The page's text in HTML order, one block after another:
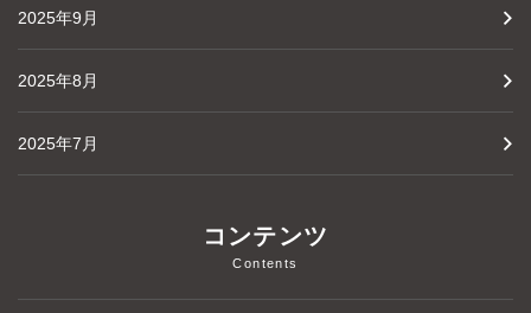
2025年9月
2025年8月
2025年7月
コンテンツ
Contents